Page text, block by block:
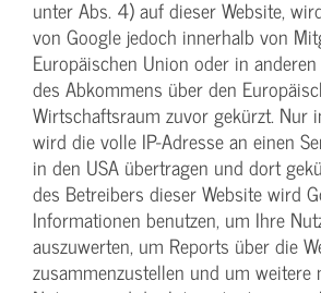
unter Abs. 4) auf dieser Website,
von Google jedoch innerhalb von
Europäischen Union oder in
des Abkommens über den
Wirtschaftsraum zuvor gekürzt. Nur
wird die volle IP-Adresse an einen
in den USA übertragen und dort
des Betreibers dieser Website wird
Informationen benutzen, um Ihre
auszuwerten, um Reports über die
zusammenzustellen und um weitere